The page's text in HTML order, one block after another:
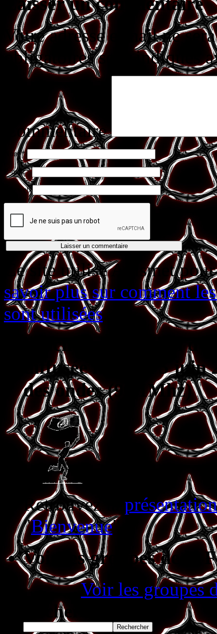
Votre adresse e-mail ne
obligatoires sont indiqués
Commentaire
Nom*
E-mail*
Site web
Ce site utilise Akismet
savoir plus sur comment
sont utilisées.
Prochaine émission
diffusée le lundi 5 juin
des ondes (90.1Mhz)
Retrouvez la
"Bienvenue"
Voir les groupes de la
Voir les groupes
Rechercher
Rechercher